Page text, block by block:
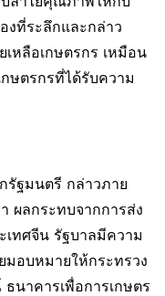
งที่ระลึกและกล่าว
หลือเกษตรกร เหมือน
ษตรกรที่ได้รับความ
รัฐมนตรี กล่าวภาย
ผลกระทบจากการส่ง
เทศจีน รัฐบาลมีความ
มอบหมายให้กระทรวง
นาคารเพื่อการเกษตร